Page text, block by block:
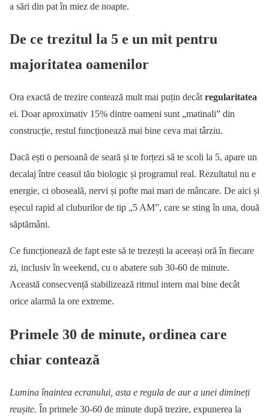
a sări din pat în miez de noapte.
De ce trezitul la 5 e un mit pentru
majoritatea oamenilor
Ora exactă de trezire contează mult mai puțin decât regularitatea
ei. Doar aproximativ 15% dintre oameni sunt „matinali” din
construcție, restul funcționează mai bine ceva mai târziu.
Dacă ești o persoană de seară și te forțezi să te scoli la 5, apare un
decalaj între ceasul tău biologic și programul real. Rezultatul nu e
energie, ci oboseală, nervi și pofte mai mari de mâncare. De aici și
eșecul rapid al cluburilor de tip „5 AM”, care se sting în una, două
săptămâni.
Ce funcționează de fapt este să te trezești la aceeași oră în fiecare
zi, inclusiv în weekend, cu o abatere sub 30-60 de minute.
Această consecvență stabilizează ritmul intern mai bine decât
orice alarmă la ore extreme.
Primele 30 de minute, ordinea care
chiar contează
Lumina înaintea ecranului, asta e regula de aur a unei dimineți
reușite. În primele 30-60 de minute după trezire, expunerea la